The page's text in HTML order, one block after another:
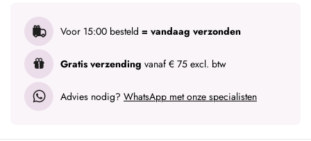
Voor 15:00 besteld = vandaag verzonden
Gratis verzending vanaf € 75 excl. btw
Advies nodig? WhatsApp met onze specialisten